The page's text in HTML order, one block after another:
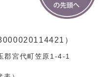
）
郡宮代町笠原1-4-1